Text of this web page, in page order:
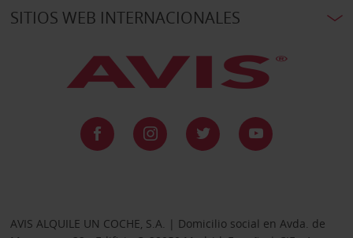
SITIOS WEB INTERNACIONALES
AVIS ALQUILE UN COCHE, S.A. | Domicilio social en Avda. de